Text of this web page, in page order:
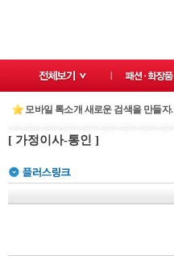
모바일 톡소개 새로운 검색을 만들자.
[ 가정이사-통인 ]